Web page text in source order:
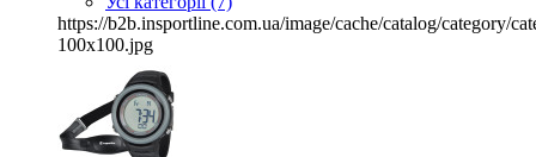
https://b2b.insportline.com.ua/image/cache/catalog/category/
100x100.jpg